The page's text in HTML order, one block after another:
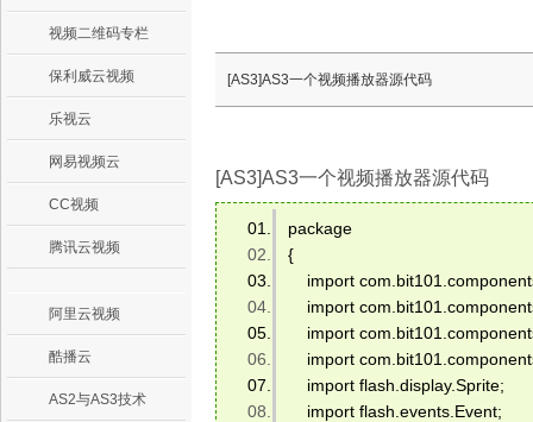
个人网站
为个人网站、博客论坛，添加视频
工作汇报
视频二维码专栏
保利威云视频
乐视云
网易视频云
CC视频
腾讯云视频
阿里云视频
酷播云
AS2与AS3技术
[AS3]AS3一个视频播放器源代码
[AS3]AS3一个视频播放器源代码
package
{
import
import
import
import
import flash.display.Sprite;
import flash.events.Event;